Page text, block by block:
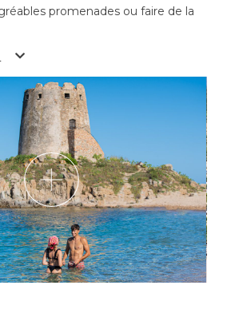
promenades ou faire de la